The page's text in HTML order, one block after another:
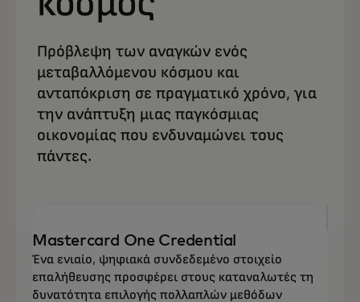
Πρόβλεψη των αναγκών ενός
μεταβαλλόμενου κόσμου και
ανταπόκριση σε πραγματικό χρόνο, για
την ανάπτυξη μιας παγκόσμιας
οικονομίας που ενδυναμώνει τους
πάντες.
Mastercard One Credential
Ένα ενιαίο, ψηφιακά συνδεδεμένο στοιχείο
επαλήθευσης προσφέρει στους καταναλωτές τη
δυνατότητα επιλογής πολλαπλών μεθόδων